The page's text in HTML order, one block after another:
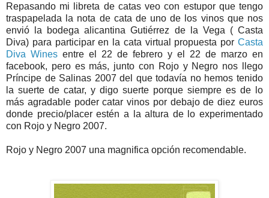
Repasando mi libreta de catas veo con estupor que tengo
traspapelada la nota de cata de uno de los vinos que nos
envió la bodega alicantina Gutiérrez de la Vega ( Casta
Diva) para participar en la cata virtual propuesta por Casta
Diva Wines entre el 22 de febrero y el 22 de marzo en
facebook, pero es más, junto con Rojo y Negro nos llego
Príncipe de Salinas 2007 del que todavía no hemos tenido
la suerte de catar, y digo suerte porque siempre es de lo
más agradable poder catar vinos por debajo de diez euros
donde precio/placer estén a la altura de lo experimentado
con Rojo y Negro 2007.
Rojo y Negro 2007 una magnifica opción recomendable.